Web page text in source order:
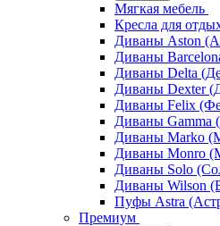
Мягкая мебель
Кресла для
Диваны Aston
Диваны
Диваны Delta
Диваны Dexter
Диваны Felix
Диваны Gamma
Диваны Marko
Диваны Monro
Диваны Solo
Диваны Wilson
Пуфы Astra
Премиум